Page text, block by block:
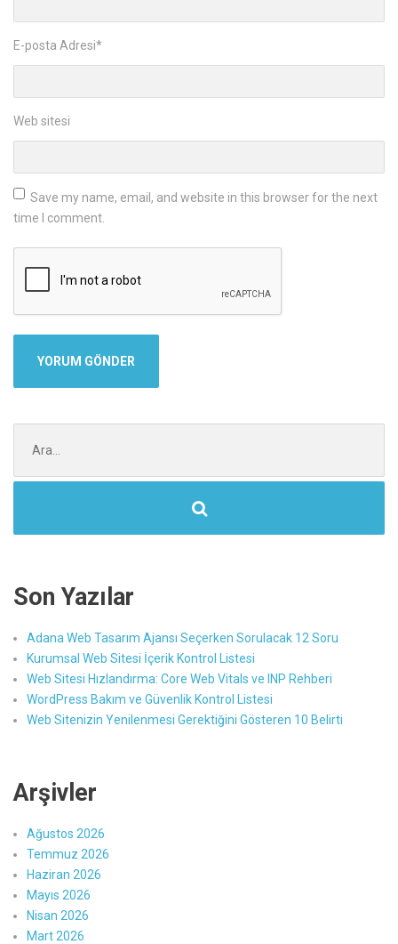
E-posta Adresi*
Web sitesi
Save my name, email, and website in this browser for the next
time I comment.
ara:
Son Yazılar
Adana Web Tasarım Ajansı Seçerken Sorulacak 12 Soru
Kurumsal Web Sitesi İçerik Kontrol Listesi
Web Sitesi Hızlandırma: Core Web Vitals ve INP Rehberi
WordPress Bakım ve Güvenlik Kontrol Listesi
Web Sitenizin Yenilenmesi Gerektiğini Gösteren 10 Belirti
Arşivler
Ağustos 2026
Temmuz 2026
Haziran 2026
Mayıs 2026
Nisan 2026
Mart 2026